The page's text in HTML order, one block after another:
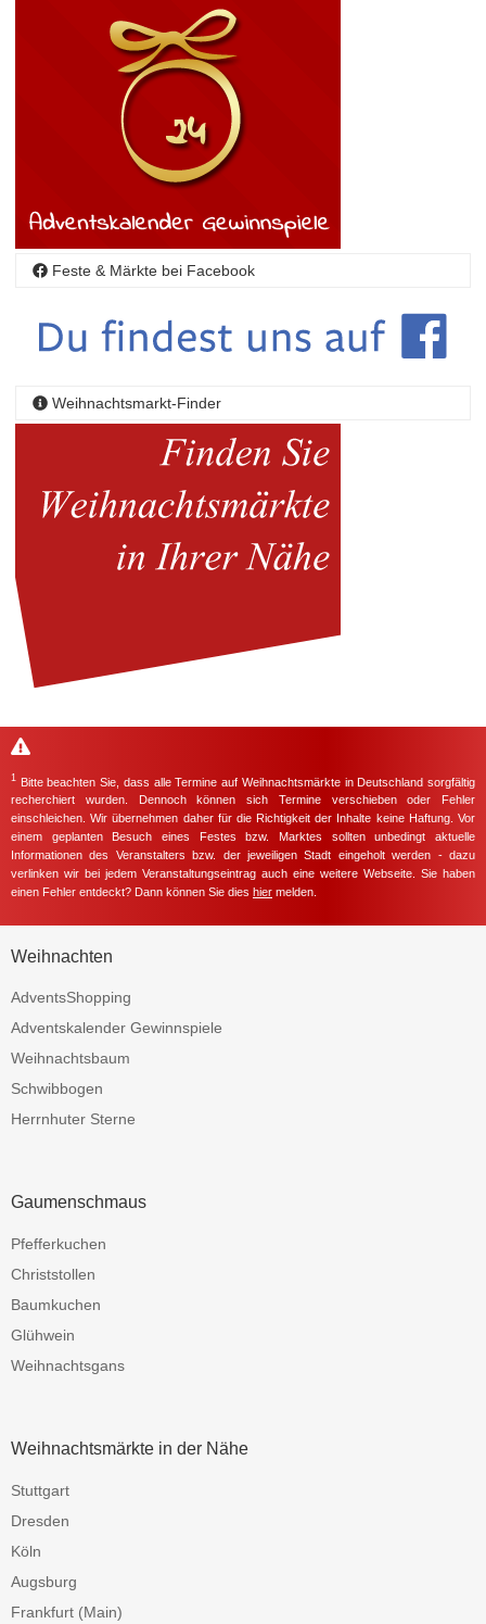
Feste & Märkte bei Facebook
Weihnachtsmarkt-Finder
1
Bitte beachten Sie, dass alle Termine auf Weihnachtsmärkte in Deutschland sorgfältig
recherchiert wurden. Dennoch können sich Termine verschieben oder Fehler
einschleichen. Wir übernehmen daher für die Richtigkeit der Inhalte keine Haftung. Vor
einem geplanten Besuch eines Festes bzw. Marktes sollten unbedingt aktuelle
Informationen des Veranstalters bzw. der jeweiligen Stadt eingeholt werden - dazu
verlinken wir bei jedem Veranstaltungseintrag auch eine weitere Webseite. Sie haben
einen Fehler entdeckt? Dann können Sie dies hier melden.
Weihnachten
AdventsShopping
Adventskalender Gewinnspiele
Weihnachtsbaum
Schwibbogen
Herrnhuter Sterne
Gaumenschmaus
Pfefferkuchen
Christstollen
Baumkuchen
Glühwein
Weihnachtsgans
Weihnachtsmärkte in der Nähe
Stuttgart
Dresden
Köln
Augsburg
Frankfurt (Main)